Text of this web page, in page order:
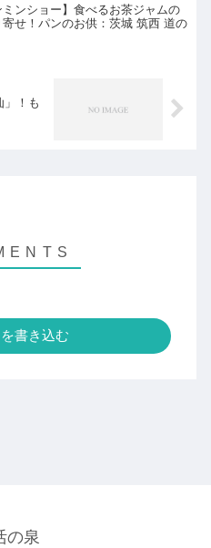
ミンショー】食べるお茶ジャムの
寄せ！パンのお供：茨城 筑西 道の
」！も
書き込む
の泉